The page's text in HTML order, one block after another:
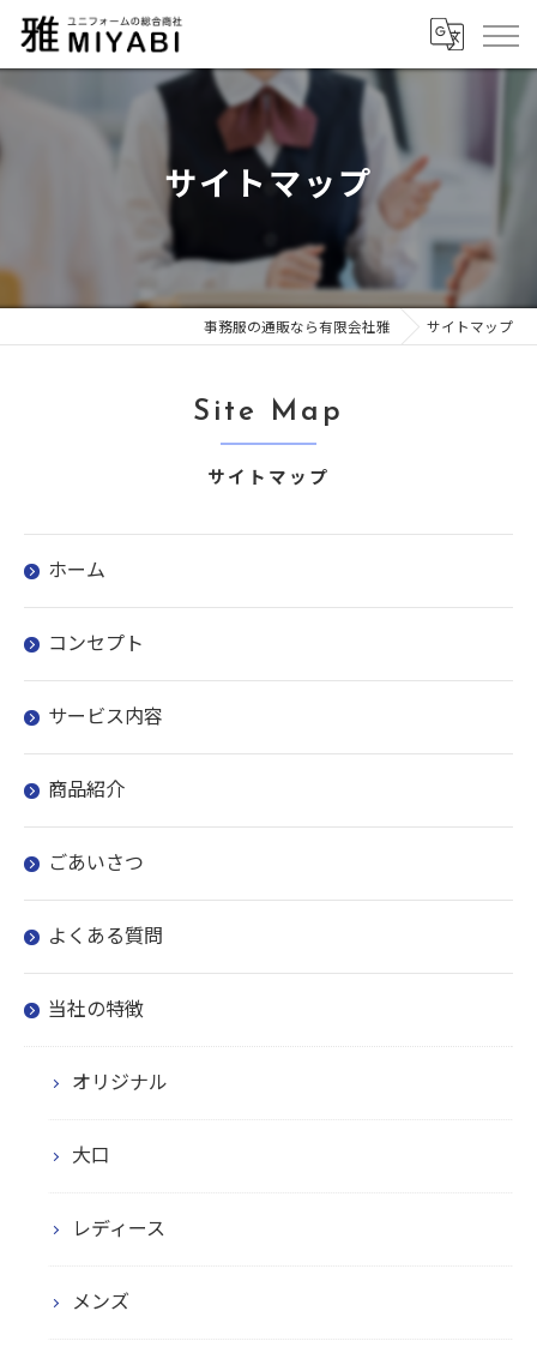
サイトマップ
事務服の通販なら有限会社雅 サイトマップ
サイトマップ
Site Map
ホーム
コンセプト
サービス内容
商品紹介
ごあいさつ
よくある質問
当社の特徴
オリジナル
大口
レディース
メンズ